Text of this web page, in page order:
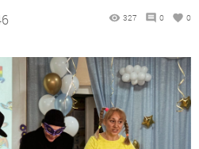
327 0 0